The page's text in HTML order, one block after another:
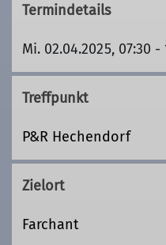
Termindetails
Mi. 02.04.2025, 07:30
Treffpunkt
P&R Hechendorf
Zielort
Farchant